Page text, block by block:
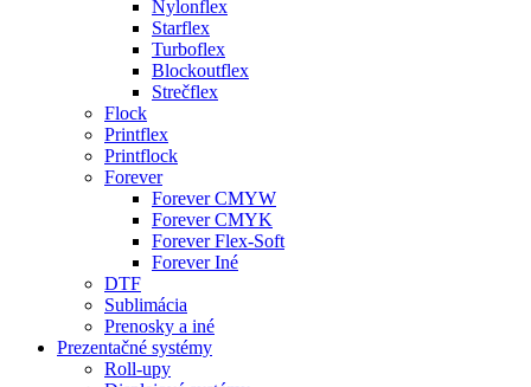
Nylonflex
Starflex
Turboflex
Blockoutflex
Strečflex
Flock
Printflex
Printflock
Forever
Forever CMYW
Forever CMYK
Forever Flex-Soft
Forever Iné
DTF
Sublimácia
Prenosky a iné
Prezentačné systémy
Roll-upy